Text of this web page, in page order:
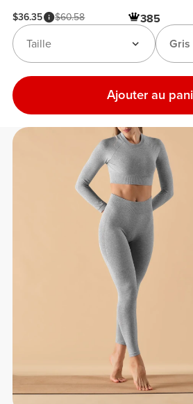
$36.35 $60.58 385
Gris
Taille
Ajouter au